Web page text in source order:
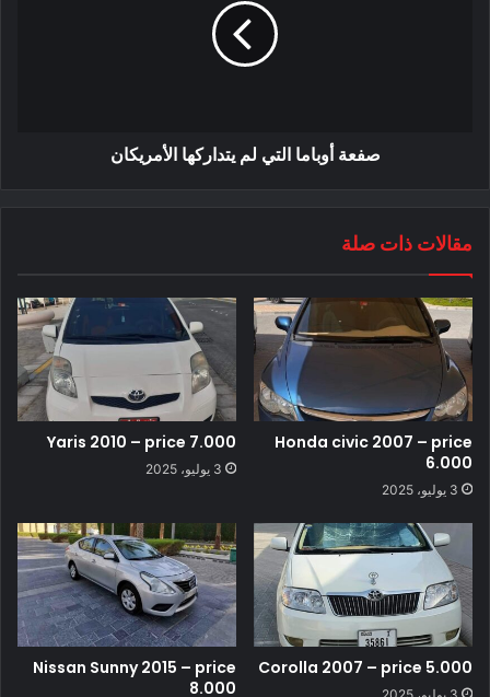
صفعة أوباما التي لم يتداركها الأمريكان
مقالات ذات صلة
Honda civic 2007 – price
6.000
3 يوليو، 2025
Yaris 2010 – price 7.000
3 يوليو، 2025
Corolla 2007 – price 5.000
Nissan Sunny 2015 – price
8.000